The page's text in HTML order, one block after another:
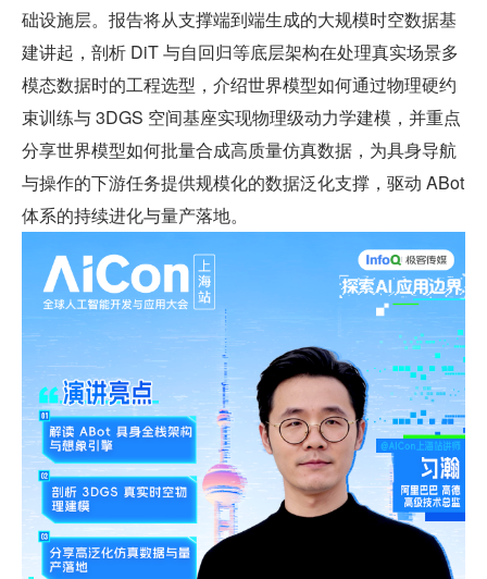
础设施层。报告将从支撑端到端生成的大规模时空数据基
建讲起，剖析 DiT 与自回归等底层架构在处理真实场景多
模态数据时的工程选型，介绍世界模型如何通过物理硬约
束训练与 3DGS 空间基座实现物理级动力学建模，并重点
分享世界模型如何批量合成高质量仿真数据，为具身导航
与操作的下游任务提供规模化的数据泛化支撑，驱动 ABot
体系的持续进化与量产落地。